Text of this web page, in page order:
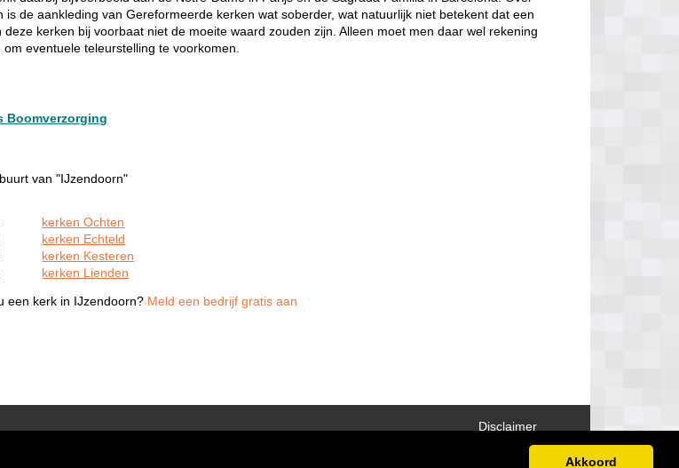
Akkoord
is de aankleding van Gereformeerde kerken wat soberder, wat natuurlijk niet betekent dat een
deze kerken bij voorbaat niet de moeite waard zouden zijn. Alleen moet men daar wel rekening
om eventuele teleurstelling te voorkomen.
Boomverzorging
van "IJzendoorn"
kerken Ochten
kerken Echteld
kerken Kesteren
kerken Lienden
een kerk in IJzendoorn? Meld een bedrijf gratis aan
Disclaimer